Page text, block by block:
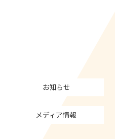
お知らせ
メディア情報